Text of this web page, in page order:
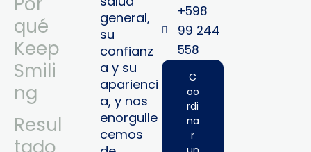
qué
Keep
Smili
ng
Resul
general,
su
confianz
a y su
aparienci
a, y nos
enorgulle
cemos
+598
99 244
558‬‬
C
oo
rdi
na
r